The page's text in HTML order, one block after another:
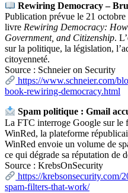
Rewiring Democracy –
Publication prévue le 21
livre Rewiring Democracy:
Government, and Citizenship.
sur la politique, la législation,
citoyenneté.
Source : Schneier on Security
https://www.schneier.com/
book-rewiring-democracy.html
Spam politique : Gmail
La FTC interroge Google sur le
WinRed, la plateforme
WinRed envoie un volume de
ce qui dégrade sa réputation de
Source : KrebsOnSecurity
https://krebsonsecurity.com/
spam-filters-that-work/